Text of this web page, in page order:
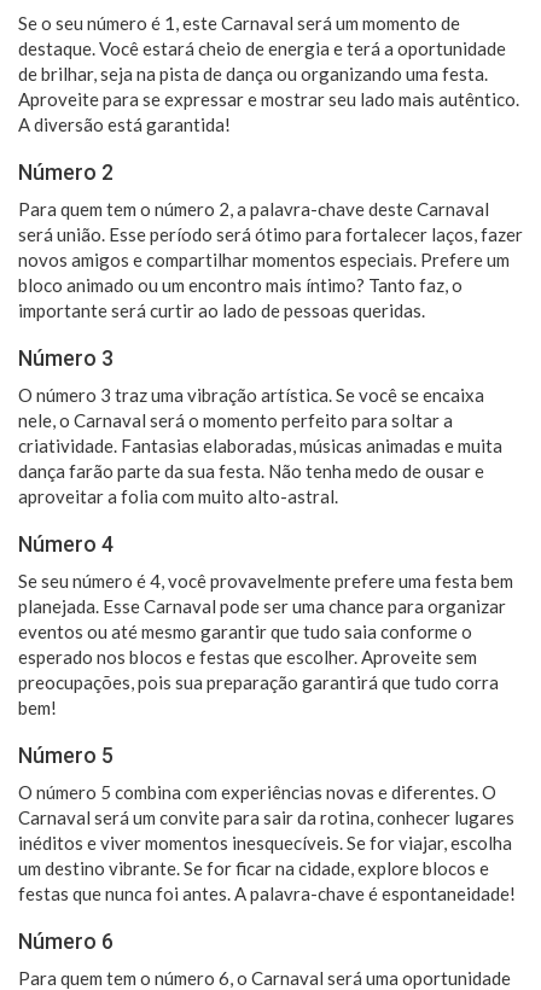
Se o seu número é 1, este Carnaval será um momento de
destaque. Você estará cheio de energia e terá a oportunidade
de brilhar, seja na pista de dança ou organizando uma festa.
Aproveite para se expressar e mostrar seu lado mais autêntico.
A diversão está garantida!
Número 2
Para quem tem o número 2, a palavra-chave deste Carnaval
será união. Esse período será ótimo para fortalecer laços, fazer
novos amigos e compartilhar momentos especiais. Prefere um
bloco animado ou um encontro mais íntimo? Tanto faz, o
importante será curtir ao lado de pessoas queridas.
Número 3
O número 3 traz uma vibração artística. Se você se encaixa
nele, o Carnaval será o momento perfeito para soltar a
criatividade. Fantasias elaboradas, músicas animadas e muita
dança farão parte da sua festa. Não tenha medo de ousar e
aproveitar a folia com muito alto-astral.
Número 4
Se seu número é 4, você provavelmente prefere uma festa bem
planejada. Esse Carnaval pode ser uma chance para organizar
eventos ou até mesmo garantir que tudo saia conforme o
esperado nos blocos e festas que escolher. Aproveite sem
preocupações, pois sua preparação garantirá que tudo corra
bem!
Número 5
O número 5 combina com experiências novas e diferentes. O
Carnaval será um convite para sair da rotina, conhecer lugares
inéditos e viver momentos inesquecíveis. Se for viajar, escolha
um destino vibrante. Se for ficar na cidade, explore blocos e
festas que nunca foi antes. A palavra-chave é espontaneidade!
Número 6
Para quem tem o número 6, o Carnaval será uma oportunidade